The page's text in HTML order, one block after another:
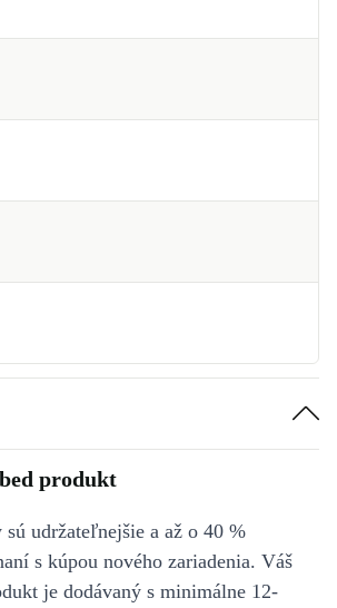
produkt
udržateľnejšie a až o 40 %
s kúpou nového zariadenia. Váš
je dodávaný s minimálne 12-